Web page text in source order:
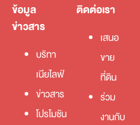
ข้อมูล
ข่าวสาร
บริทา
เนียไลฟ์
ข่าวสาร
โปรโมชัน
ติดต่อเรา
เสนอ
ขาย
ที่ดิน
ร่วม
งานกับ